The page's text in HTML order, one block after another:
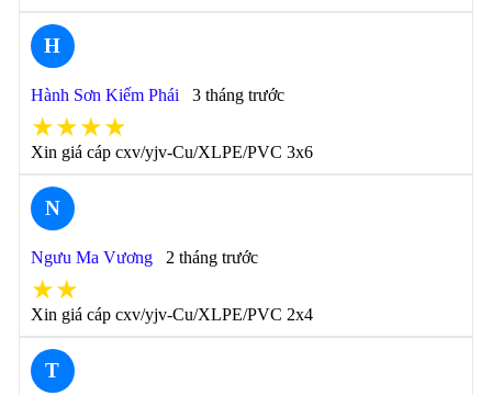
H
Hành Sơn Kiếm Phái 3 tháng trước
★★★★
Xin giá cáp cxv/yjv-Cu/XLPE/PVC 3x6
N
Ngưu Ma Vương 2 tháng trước
★★
Xin giá cáp cxv/yjv-Cu/XLPE/PVC 2x4
T